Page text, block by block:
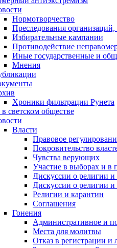
Нормотворчество
Преследования
Избирательные кампании
Противодействие
Иные государственные и
Мнения
Хроники фильтрации Рунета
светском обществе
Власти
Правовое
Покровительство
Чувства верующих
Участие в выборах и в
Дискуссии о религии и
Дискуссии о религии и
Религии и карантин
Соглашения
Гонения
Административное и
Места для молитвы
Отказ в регистрации и